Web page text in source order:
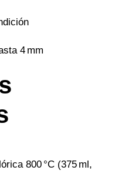
4 mm
800 °C (375 ml,